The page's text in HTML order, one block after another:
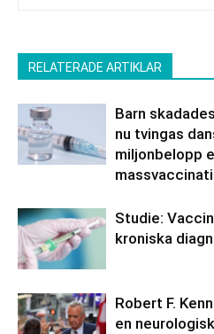
RELATERADE ARTIKLAR
Barn
nu tvingas
miljonbelopp
Studie:
kroniska
Robert F.
en